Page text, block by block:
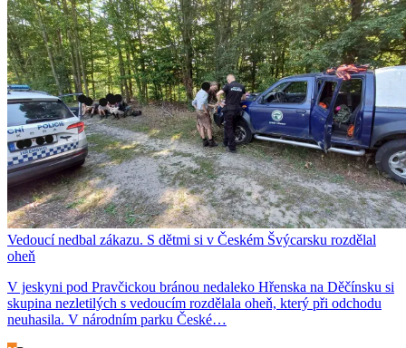
Vedoucí nedbal zákazu. S dětmi si v Českém Švýcarsku rozdělal
oheň
V jeskyni pod Pravčickou bránou nedaleko Hřenska na Děčínsku si
skupina nezletilých s vedoucím rozdělala oheň, který při odchodu
neuhasila. V národním parku České…